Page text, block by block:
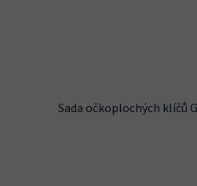
Sada očkoplochých klíčů